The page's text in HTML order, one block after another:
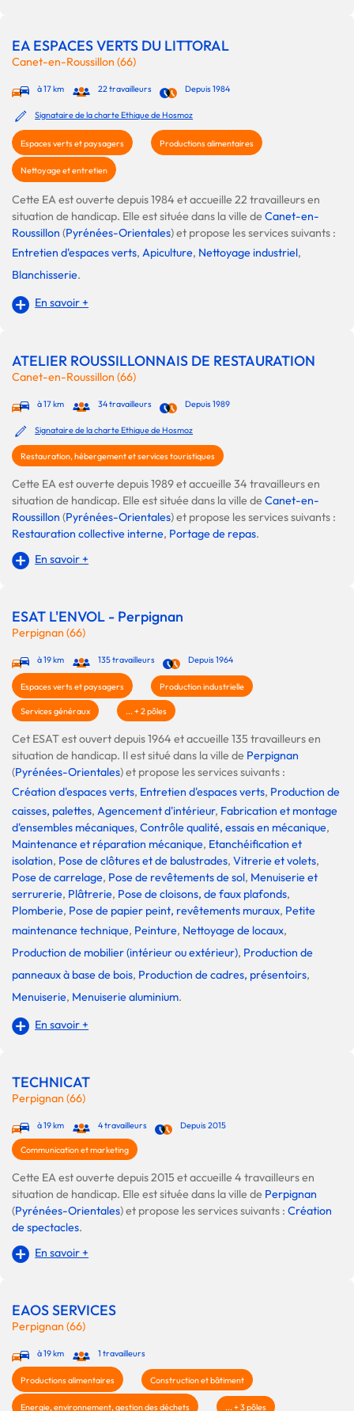
EA ESPACES VERTS DU LITTORAL
Canet-en-Roussillon (66)
à 17 km 22 travailleurs Depuis 1984
Signataire de la charte Ethique de Hosmoz
Espaces verts et paysagers Productions alimentaires
Nettoyage et entretien
Cette EA est ouverte depuis 1984 et accueille 22 travailleurs en
situation de handicap. Elle est située dans la ville deCanet-en-
Roussillon (Pyrénées-Orientales) et propose les services suivants :
Entretien d'espaces verts, Apiculture, Nettoyage industriel,
Blanchisserie.
En savoir +
ATELIER ROUSSILLONNAIS DE RESTAURATION
Canet-en-Roussillon (66)
à 17 km 34 travailleurs Depuis 1989
Signataire de la charte Ethique de Hosmoz
Restauration, hébergement et services touristiques
Cette EA est ouverte depuis 1989 et accueille 34 travailleurs en
situation de handicap. Elle est située dans la ville deCanet-en-
Roussillon (Pyrénées-Orientales) et propose les services suivants :
Restauration collective interne, Portage de repas.
En savoir +
ESAT L'ENVOL - Perpignan
Perpignan (66)
à 19 km 135 travailleurs Depuis 1964
Espaces verts et paysagers Production industrielle
Services généraux ... + 2 pôles
Cet ESAT est ouvert depuis 1964 et accueille 135 travailleurs en
situation de handicap. Il est situé dans la ville de Perpignan
(Pyrénées-Orientales) et propose les services suivants :
Création d'espaces verts, Entretien d'espaces verts, Production de
caisses, palettes, Agencement d'intérieur, Fabrication et montage
d'ensembles mécaniques, Contrôle qualité, essais en mécanique,
Maintenance et réparation mécanique, Etanchéification et
isolation, Pose de clôtures et de balustrades, Vitrerie et volets,
Pose de carrelage, Pose de revêtements de sol, Menuiserie et
serrurerie, Plâtrerie, Pose de cloisons, de faux plafonds,
Plomberie, Pose de papier peint, revêtements muraux, Petite
maintenance technique, Peinture, Nettoyage de locaux,
Production de mobilier (intérieur ou extérieur), Production de
panneaux à base de bois, Production de cadres, présentoirs,
Menuiserie, Menuiserie aluminium.
En savoir +
TECHNICAT
Perpignan (66)
à 19 km 4 travailleurs Depuis 2015
Communication et marketing
Cette EA est ouverte depuis 2015 et accueille 4 travailleurs en
situation de handicap. Elle est située dans la ville de Perpignan
(Pyrénées-Orientales) et propose les services suivants : Création
de spectacles.
En savoir +
EAOS SERVICES
Perpignan (66)
à 19 km 1 travailleurs
Productions alimentaires Construction et bâtiment
Energie, environnement, gestion des déchets ... + 3 pôles